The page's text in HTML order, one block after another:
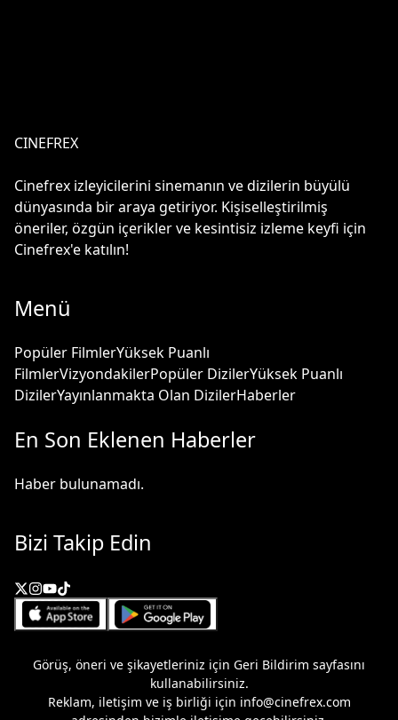
CINEFREX
Cinefrex izleyicilerini sinemanın ve dizilerin büyülü
dünyasında bir araya getiriyor. Kişiselleştirilmiş
öneriler, özgün içerikler ve kesintisiz izleme keyfi için
Cinefrex'e katılın!
Menü
Popüler FilmlerYüksek Puanlı
FilmlerVizyondakilerPopüler DizilerYüksek Puanlı
DizilerYayınlanmakta Olan DizilerHaberler
En Son Eklenen Haberler
Haber bulunamadı.
Bizi Takip Edin
Görüş, öneri ve şikayetleriniz için Geri Bildirim sayfasını
kullanabilirsiniz.
Reklam, iletişim ve iş birliği için info@cinefrex.com